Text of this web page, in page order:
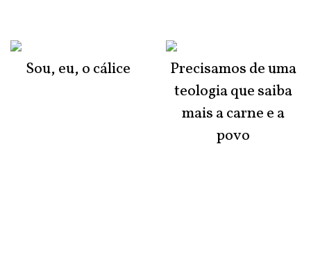
Sou, eu, o cálice
Precisamos de uma
teologia que saiba
mais a carne e a
povo